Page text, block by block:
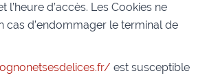
l’heure d’accès. Les Cookies ne
cas d’endommager le terminal de
est susceptible